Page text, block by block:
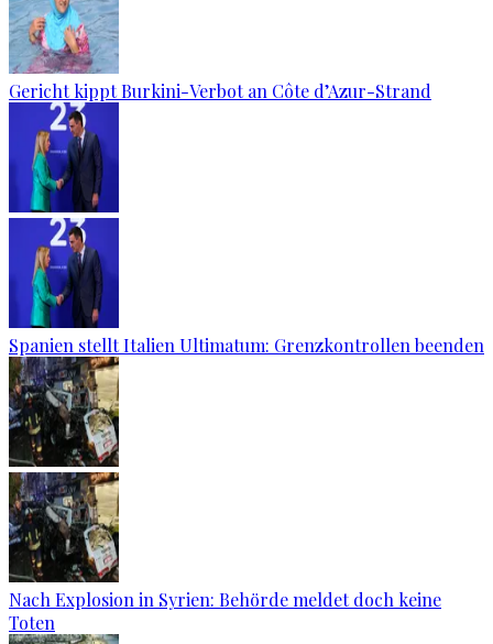
Gericht kippt Burkini-Verbot an Côte d’Azur-Strand
Spanien stellt Italien Ultimatum: Grenzkontrollen beenden
Nach Explosion in Syrien: Behörde meldet doch keine
Toten